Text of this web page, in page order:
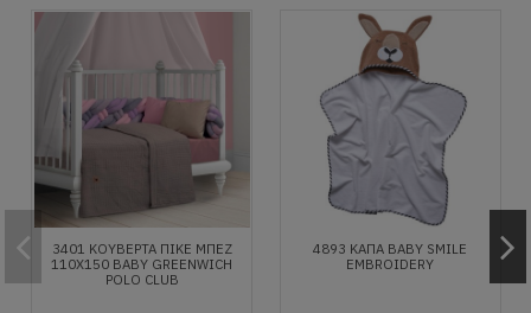
3401 ΚΟΥΒΕΡΤΑ ΠΙΚΕ ΜΠΕΖ
110X150 ΒΑΒΥ GREENWICH
POLO CLUB
4893 ΚΑΠΑ BABY SMILE
EMBROIDERY